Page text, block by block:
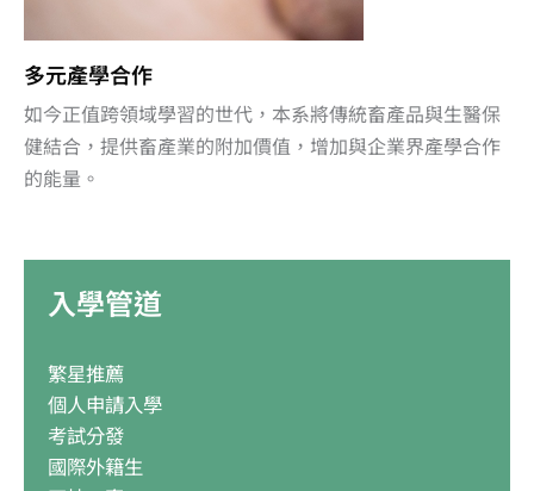
多元產學合作
如今正值跨領域學習的世代，本系將傳統畜產品與生醫保
健結合，提供畜產業的附加價值，增加與企業界產學合作
的能量。
入學管道
繁星推薦
個人申請入學
考試分發
國際外籍生